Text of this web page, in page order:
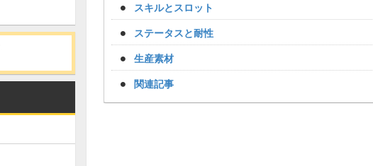
スキルとスロット
ステータスと耐性
生産素材
関連記事